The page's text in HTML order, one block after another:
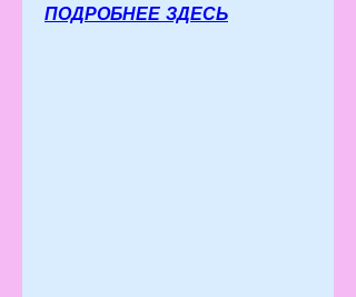
ПОДРОБНЕЕ ЗДЕСЬ